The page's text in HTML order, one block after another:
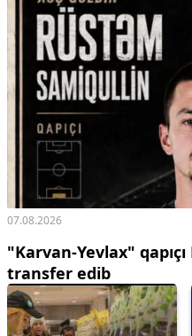
07.08.2026
"Karvan-Yevlax"
transfer edib